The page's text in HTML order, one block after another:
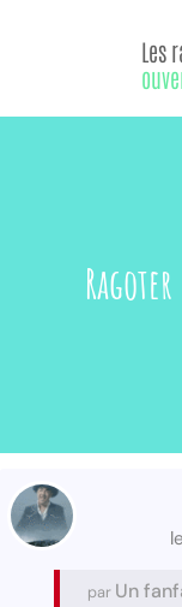
Ragoter
Les
par Un